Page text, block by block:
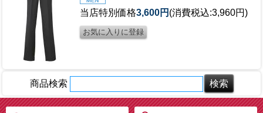
当店特別価格3,600円 (消費税込:3,960円)
商品検索